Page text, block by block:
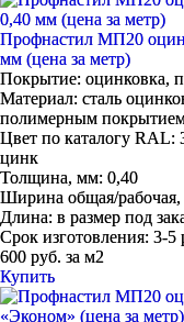
Профнастил МП20
мм (цена за метр)
Покрытие: оцинковка,
Материал: сталь
полимерным
Цвет по каталогу RAL:
цинк
Толщина, мм: 0,40
Ширина общая/
Длина: в размер под
Срок изготовления: 3-5
600 руб. за м2
Купить